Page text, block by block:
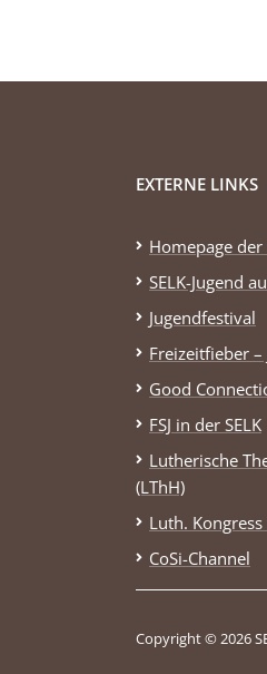
EXTERNE LINKS
Homepage der
SELK-Jugend
Jugendfestival
Freizeitfieber –
Good
FSJ in der SELK
Lutherische
(LThH)
Luth.
CoSi-Channel
Copyright © 2026